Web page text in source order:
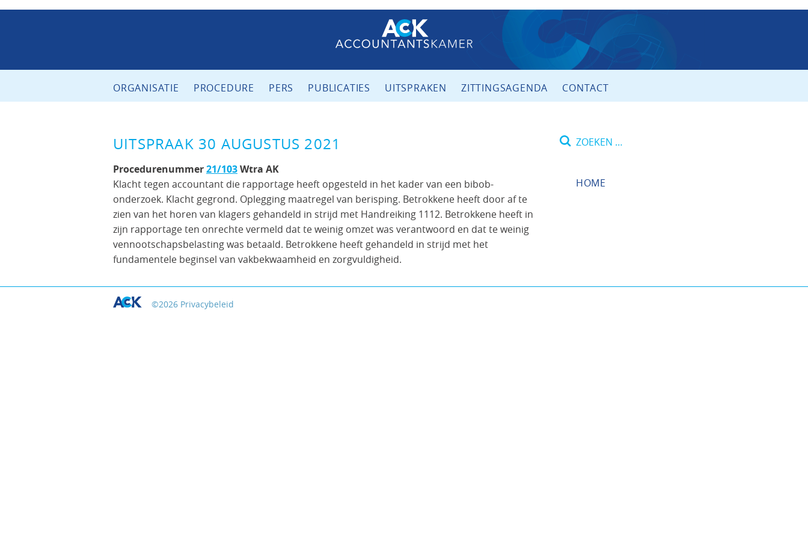
ORGANISATIE PROCEDURE PERS PUBLICATIES UITSPRAKEN ZITTINGSAGENDA CONTACT
UITSPRAAK 30 AUGUSTUS 2021
Procedurenummer21/103Wtra AK
Klacht tegen accountant die rapportage heeft opgesteld in het kader van een bibob-
onderzoek. Klacht gegrond. Oplegging maatregel van berisping. Betrokkene heeft door af te
zien van het horen van klagers gehandeld in strijd met Handreiking 1112. Betrokkene heeft in
zijn rapportage ten onrechte vermeld dat te weinig omzet was verantwoord en dat te weinig
vennootschapsbelasting was betaald. Betrokkene heeft gehandeld in strijd met het
fundamentele beginsel van vakbekwaamheid en zorgvuldigheid.
Zoeken
HOME
©2026 Privacybeleid